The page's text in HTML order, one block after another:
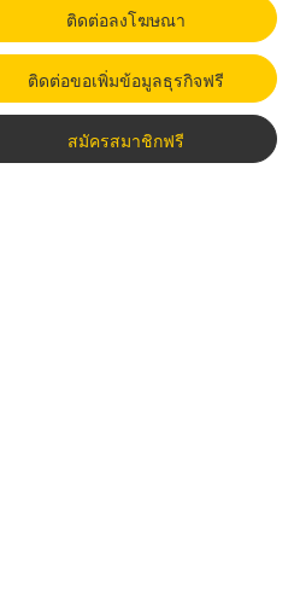
ติดต่อลงโฆษณา
ติดต่อขอเพิ่มข้อมูลธุรกิจฟรี
สมัครสมาชิกฟรี